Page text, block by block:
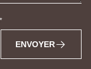
ENVOYER